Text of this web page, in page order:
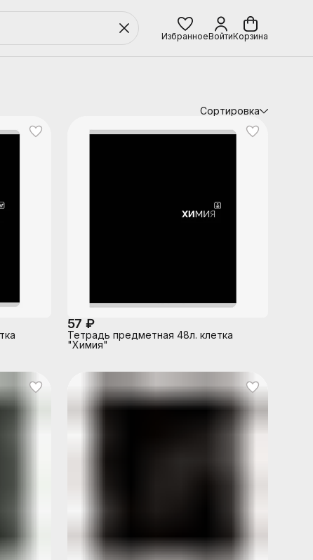
ИзбранноеВойтиКорзина
Сортировка
57 ₽
Тетрадь предметная 48л. клетка
"Химия"